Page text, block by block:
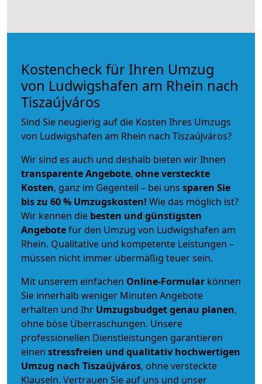
Kostencheck für Ihren Umzug
von Ludwigshafen am Rhein nach
Tiszaújváros
Sind Sie neugierig auf die Kosten Ihres Umzugs
von Ludwigshafen am Rhein nach Tiszaújváros?
Wir sind es auch und deshalb bieten wir Ihnen
transparente Angebote, ohne versteckte
Kosten, ganz im Gegenteil – bei uns sparen Sie
bis zu 60 % Umzugskosten! Wie das möglich ist?
Wir kennen die besten und günstigsten
Angebotefür den Umzug von Ludwigshafen am
Rhein. Qualitative und kompetente Leistungen –
müssen nicht immer übermäßig teuer sein.
Mit unserem einfachen Online-Formular können
Sie innerhalb weniger Minuten Angebote
erhalten und Ihr Umzugsbudgetgenau planen,
ohne böse Überraschungen. Unsere
professionellen Dienstleistungen garantieren
einen stressfreien und qualitativ hochwertigen
Umzug nach Tiszaújváros, ohne versteckte
Klauseln. Vertrauen Sie auf uns und unser